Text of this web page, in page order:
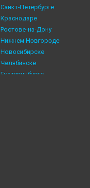
Санкт-Петербурге
Краснодаре
Ростове-на-Дону
Нижнем Новгороде
Новосибирске
Челябинске
Екатеринбурге